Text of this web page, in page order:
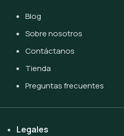
Blog
Sobre nosotros
Contáctanos
Tienda
Preguntas frecuentes
Legales